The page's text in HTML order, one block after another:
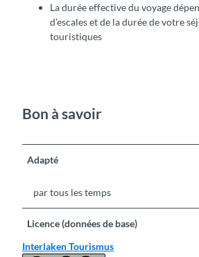
La durée effective du voyage
d’escales et de la durée de votre
touristiques
Bon à savoir
Adapté
par tous les temps
Licence (données de base)
Interlaken Tourismus